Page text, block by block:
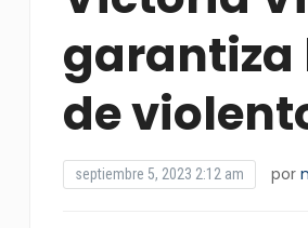
garantiza
de
septiembre 5, 2023 2:12 am por